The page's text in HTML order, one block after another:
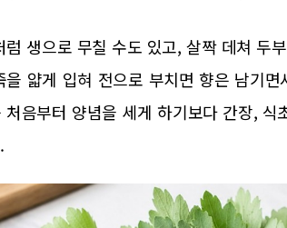
럼 생으로 무칠 수도 있고, 살짝 데쳐 두
얇게 입혀 전으로 부치면 향은 남기
음부터 양념을 세게 하기보다 간장,